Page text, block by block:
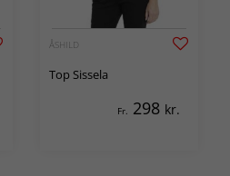
ÅSHILD
Top Sissela
Fr. 298 kr.